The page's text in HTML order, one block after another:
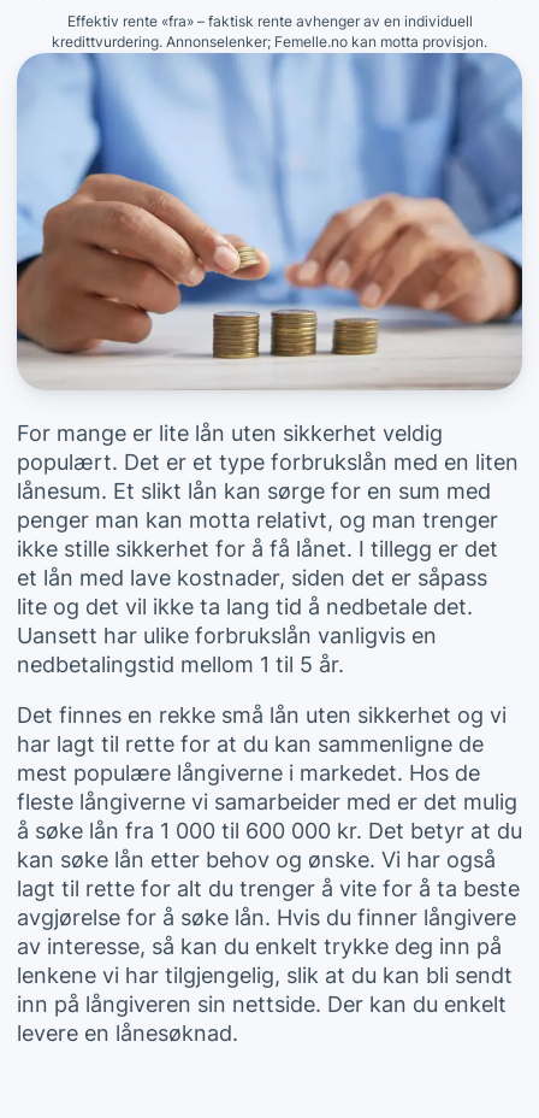
Effektiv rente «fra» – faktisk rente avhenger av en individuell
kredittvurdering. Annonselenker; Femelle.no kan motta provisjon.
For mange er lite lån uten sikkerhet veldig
populært. Det er et type forbrukslån med en liten
lånesum. Et slikt lån kan sørge for en sum med
penger man kan motta relativt, og man trenger
ikke stille sikkerhet for å få lånet. I tillegg er det
et lån med lave kostnader, siden det er såpass
lite og det vil ikke ta lang tid å nedbetale det.
Uansett har ulike forbrukslån vanligvis en
nedbetalingstid mellom 1 til 5 år.
Det finnes en rekke små lån uten sikkerhet og vi
har lagt til rette for at du kan sammenligne de
mest populære långiverne i markedet. Hos de
fleste långiverne vi samarbeider med er det mulig
å søke lån fra 1 000 til 600 000 kr. Det betyr at du
kan søke lån etter behov og ønske. Vi har også
lagt til rette for alt du trenger å vite for å ta beste
avgjørelse for å søke lån. Hvis du finner långivere
av interesse, så kan du enkelt trykke deg inn på
lenkene vi har tilgjengelig, slik at du kan bli sendt
inn på långiveren sin nettside. Der kan du enkelt
levere en lånesøknad.